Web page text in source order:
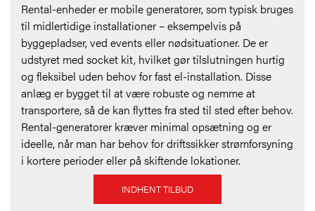
Rental-enheder er mobile generatorer, som typisk bruges
til midlertidige installationer – eksempelvis på
byggepladser, ved events eller nødsituationer. De er
udstyret med socket kit, hvilket gør tilslutningen hurtig
og fleksibel uden behov for fast el-installation. Disse
anlæg er bygget til at være robuste og nemme at
transportere, så de kan flyttes fra sted til sted efter behov.
Rental-generatorer kræver minimal opsætning og er
ideelle, når man har behov for driftssikker strømforsyning
i kortere perioder eller på skiftende lokationer.
INDHENT TILBUD